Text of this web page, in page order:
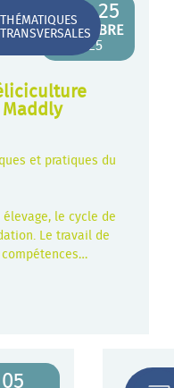
24 - 25
NOVEMBRE
2025
THÉMATIQUES
TRANSVERSALES
Maddly
et pratiques du
le cycle de
Le travail de
05